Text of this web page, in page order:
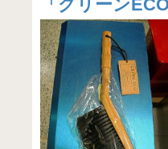
「 グリーン